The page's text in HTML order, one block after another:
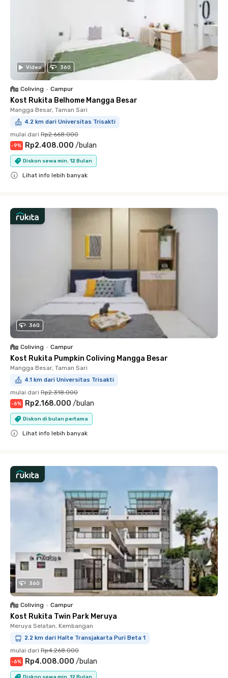
Video 360
Coliving • Campur
Kost Rukita Belhome Mangga Besar
Mangga Besar, Taman Sari
4.2 km dari Universitas Trisakti
mulai dari Rp2.668.000
-9% Rp2.408.000 /bulan
Diskon sewa min. 12 Bulan
Lihat info lebih banyak
360
Coliving • Campur
Kost Rukita Pumpkin Coliving Mangga Besar
Mangga Besar, Taman Sari
4.1 km dari Universitas Trisakti
mulai dari Rp2.318.000
-6% Rp2.168.000 /bulan
Diskon di bulan pertama
Lihat info lebih banyak
360
Coliving • Campur
Kost Rukita Twin Park Meruya
Meruya Selatan, Kembangan
2.2 km dari Halte Transjakarta Puri Beta 1
mulai dari Rp4.268.000
-6% Rp4.008.000 /bulan